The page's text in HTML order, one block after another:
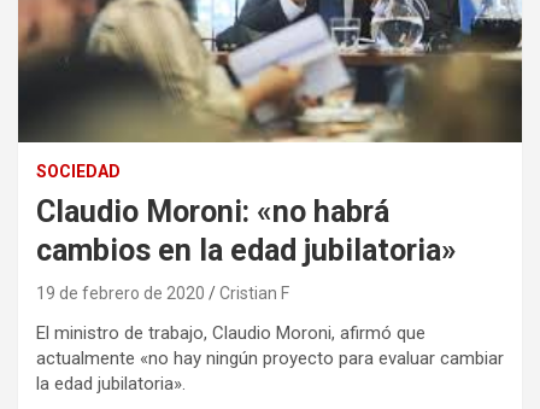
SOCIEDAD
Claudio Moroni: «no habrá
cambios en la edad jubilatoria»
19 de febrero de 2020 Cristian F
El ministro de trabajo, Claudio Moroni, afirmó que
actualmente «no hay ningún proyecto para evaluar cambiar
la edad jubilatoria».